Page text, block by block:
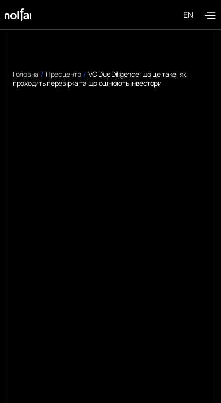
EN
Головна / Пресцентр / VC Due Diligence: що це таке, як
проходить перевірка та що оцінюють інвестори